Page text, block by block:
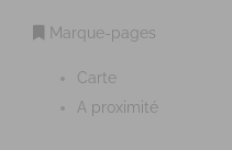
Marque-pages
Carte
A proximité